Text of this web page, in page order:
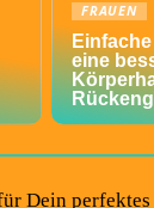
FRAUEN
eine
Dein